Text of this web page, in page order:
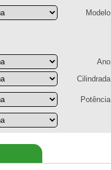
Modelo
Ano
Cilindrada
Potência